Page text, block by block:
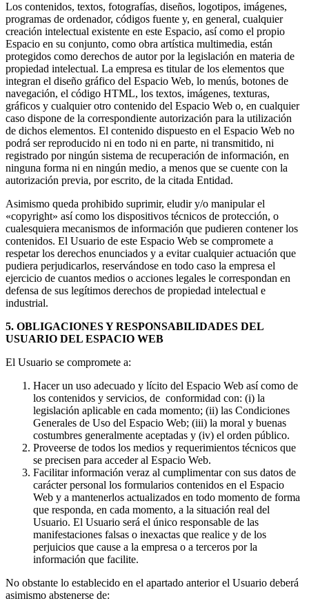
Los contenidos, textos, fotografías, diseños, logotipos, imágenes,
programas de ordenador, códigos fuente y, en general, cualquier
creación intelectual existente en este Espacio, así como el propio
Espacio en su conjunto, como obra artística multimedia, están
protegidos como derechos de autor por la legislación en materia de
propiedad intelectual. La empresa es titular de los elementos que
integran el diseño gráfico del Espacio Web, lo menús, botones de
navegación, el código HTML, los textos, imágenes, texturas,
gráficos y cualquier otro contenido del Espacio Web o, en cualquier
caso dispone de la correspondiente autorización para la utilización
de dichos elementos. El contenido dispuesto en el Espacio Web no
podrá ser reproducido ni en todo ni en parte, ni transmitido, ni
registrado por ningún sistema de recuperación de información, en
ninguna forma ni en ningún medio, a menos que se cuente con la
autorización previa, por escrito, de la citada Entidad.
Asimismo queda prohibido suprimir, eludir y/o manipular el
«copyright» así como los dispositivos técnicos de protección, o
cualesquiera mecanismos de información que pudieren contener los
contenidos. El Usuario de este Espacio Web se compromete a
respetar los derechos enunciados y a evitar cualquier actuación que
pudiera perjudicarlos, reservándose en todo caso la empresa el
ejercicio de cuantos medios o acciones legales le correspondan en
defensa de sus legítimos derechos de propiedad intelectual e
industrial.
5. OBLIGACIONES Y RESPONSABILIDADES DEL
USUARIO DEL ESPACIO WEB
El Usuario se compromete a:
Hacer un uso adecuado y lícito del Espacio Web así como de
los contenidos y servicios, de conformidad con: (i) la
legislación aplicable en cada momento; (ii) las Condiciones
Generales de Uso del Espacio Web; (iii) la moral y buenas
costumbres generalmente aceptadas y (iv) el orden público.
Proveerse de todos los medios y requerimientos técnicos que
se precisen para acceder al Espacio Web.
Facilitar información veraz al cumplimentar con sus datos de
carácter personal los formularios contenidos en el Espacio
Web y a mantenerlos actualizados en todo momento de forma
que responda, en cada momento, a la situación real del
Usuario. El Usuario será el único responsable de las
manifestaciones falsas o inexactas que realice y de los
perjuicios que cause a la empresa o a terceros por la
información que facilite.
No obstante lo establecido en el apartado anterior el Usuario deberá
asimismo abstenerse de: